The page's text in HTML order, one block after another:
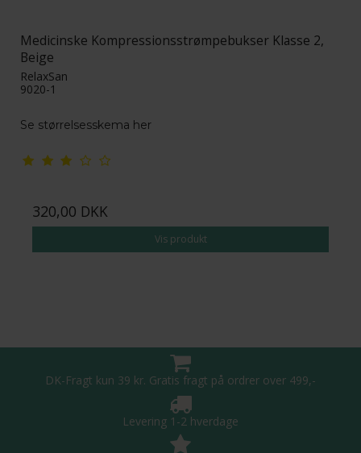
Medicinske Kompressionsstrømpebukser Klasse 2,
Beige
RelaxSan
9020-1
Se størrelsesskema her
320,00 DKK
Vis produkt
DK-Fragt kun 39 kr. Gratis fragt på ordrer over 499,-
Levering 1-2 hverdage